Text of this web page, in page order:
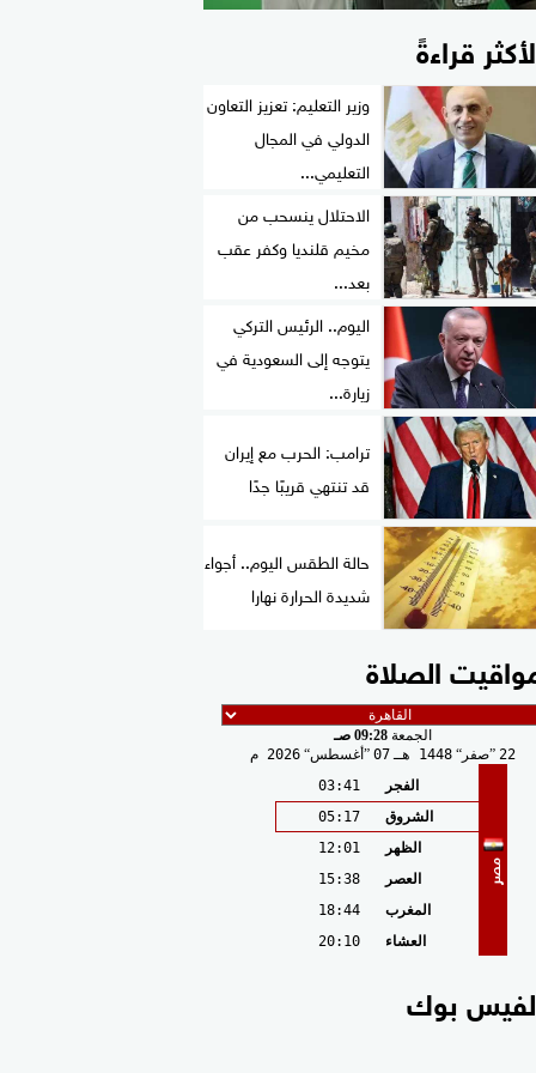
قراءةً
وزير التعليم: تعزيز التعاون
الدولي في المجال
التعليمي...
الاحتلال ينسحب من
مخيم قلنديا وكفر عقب
بعد...
اليوم.. الرئيس التركي
يتوجه إلى السعودية في
زيارة...
ترامب: الحرب مع إيران
قد تنتهي قريبًا جدًا
حالة الطقس اليوم.. أجواء
شديدة الحرارة نهارا
الصلاة
الجمعة 09:28 صـ
22 صفر 1448 هـ 07 أغسطس 2026 م
مصر
الفجر
03:41
الشروق
05:17
الظهر
12:01
العصر
15:38
المغرب
18:44
العشاء
20:10
بوك